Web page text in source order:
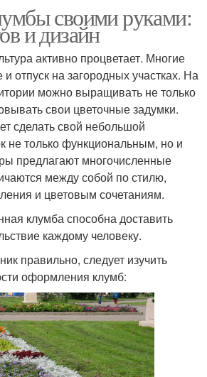
своими руками:
и дизайн
активно процветает. Многие
отпуск на загородных участках. На
можно выращивать не только
свои цветочные задумки.
сделать свой небольшой
не только функциональным, но и
предлагают многочисленные
между собой по стилю,
и цветовым сочетаниям.
клумба способна доставить
каждому человеку.
правильно, следует изучить
оформления клумб: